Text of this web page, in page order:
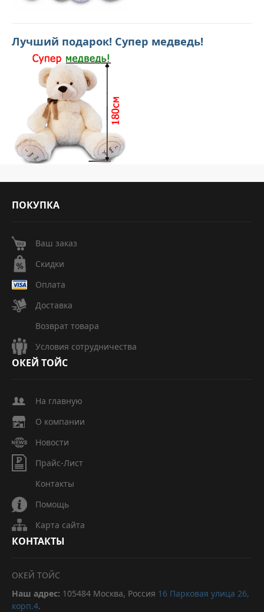
Лучший подарок! Супер медведь!
ПОКУПКА
Ваш заказ
Скидки
Оплата
Доставка
Возврат товара
Условия сотрудничества
ОКЕЙ ТОЙС
На главную
О компании
Новости
Прайс-Лист
Контакты
Помощь
Карта сайта
КОНТАКТЫ
ОКЕЙ ТОЙС
Наш адрес: 105484 Москва, Россия 16 Парковая улица 26,
корп.4.